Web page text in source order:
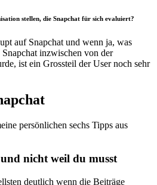
stellen, die Snapchat für sich evaluiert?
auf Snapchat und wenn ja, was
inzwischen von der
ist ein Grossteil der User noch sehr
persönlichen sechs Tipps aus
nicht weil du musst
deutlich wenn die Beiträge